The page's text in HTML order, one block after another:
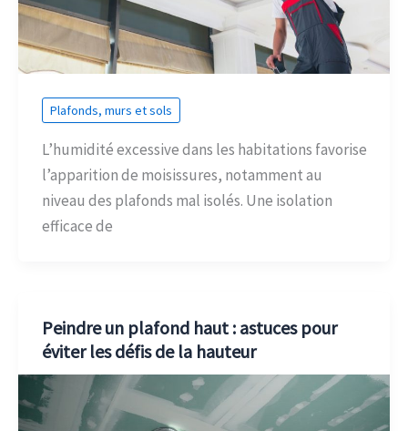
Plafonds, murs et sols
L’humidité excessive dans les habitations favorise
l’apparition de moisissures, notamment au
niveau des plafonds mal isolés. Une isolation
efficace de
Peindre un plafond haut : astuces pour
éviter les défis de la hauteur